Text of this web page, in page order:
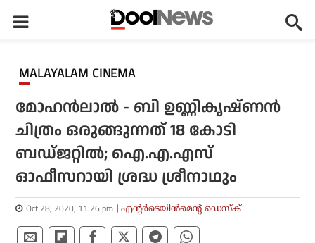
MALAYALAM CINEMA
മോഹന്‍ലാല്‍ - ബി ഉണ്ണികൃഷ്ണന്‍
ചിത്രം ഒരുങ്ങുന്നത് 18 കോടി
ബഡ്ജറ്റില്‍; ഐ.എ.എസ്
ഓഫീസറായി ശ്രദ്ധ ശ്രീനാഥും
Oct 28, 2020, 11:26 pm എന്റര്‍ടെയിന്‍മെന്റ് ഡെസ്‌ക്